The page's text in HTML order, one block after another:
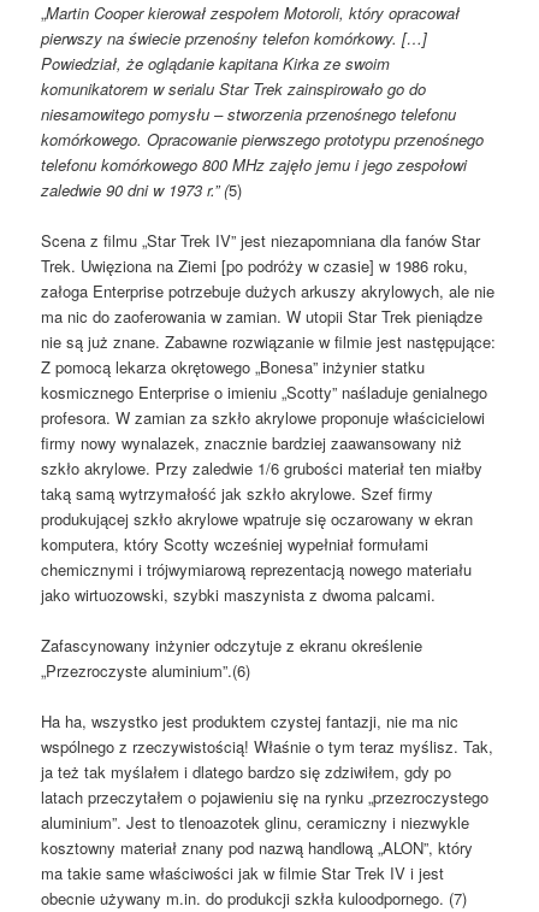
„Martin Cooper kierował zespołem Motoroli, który opracował
pierwszy na świecie przenośny telefon komórkowy. […]
Powiedział, że oglądanie kapitana Kirka ze swoim
komunikatorem w serialu Star Trek zainspirowało go do
niesamowitego pomysłu – stworzenia przenośnego telefonu
komórkowego. Opracowanie pierwszego prototypu przenośnego
telefonu komórkowego 800 MHz zajęło jemu i jego zespołowi
zaledwie 90 dni w 1973 r.” (5)
Scena z filmu „Star Trek IV” jest niezapomniana dla fanów Star
Trek. Uwięziona na Ziemi [po podróży w czasie] w 1986 roku,
załoga Enterprise potrzebuje dużych arkuszy akrylowych, ale nie
ma nic do zaoferowania w zamian. W utopii Star Trek pieniądze
nie są już znane. Zabawne rozwiązanie w filmie jest następujące:
Z pomocą lekarza okrętowego „Bonesa” inżynier statku
kosmicznego Enterprise o imieniu „Scotty” naśladuje genialnego
profesora. W zamian za szkło akrylowe proponuje właścicielowi
firmy nowy wynalazek, znacznie bardziej zaawansowany niż
szkło akrylowe. Przy zaledwie 1/6 grubości materiał ten miałby
taką samą wytrzymałość jak szkło akrylowe. Szef firmy
produkującej szkło akrylowe wpatruje się oczarowany w ekran
komputera, który Scotty wcześniej wypełniał formułami
chemicznymi i trójwymiarową reprezentacją nowego materiału
jako wirtuozowski, szybki maszynista z dwoma palcami.
Zafascynowany inżynier odczytuje z ekranu określenie
„Przezroczyste aluminium”.(6)
Ha ha, wszystko jest produktem czystej fantazji, nie ma nic
wspólnego z rzeczywistością! Właśnie o tym teraz myślisz. Tak,
ja też tak myślałem i dlatego bardzo się zdziwiłem, gdy po
latach przeczytałem o pojawieniu się na rynku „przezroczystego
aluminium”. Jest to tlenoazotek glinu, ceramiczny i niezwykle
kosztowny materiał znany pod nazwą handlową „ALON”, który
ma takie same właściwości jak w filmie Star Trek IV i jest
obecnie używany m.in. do produkcji szkła kuloodpornego. (7)